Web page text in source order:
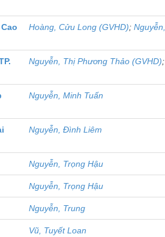
Hoàng, Cửu Long (GVHD);
Nguyễn, Thị Phương Thảo (GVHD);
Nguyễn, Minh Tuấn
Nguyễn, Đình Liêm
Nguyễn, Trọng Hậu
Nguyễn, Trọng Hậu
Nguyễn, Trung
Vũ, Tuyết Loan